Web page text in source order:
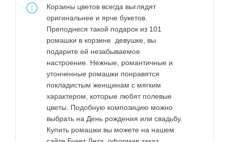
Корзины цветов всегда выглядят
оригинальнее и ярче букетов.
Преподнеся такой подарок из 101
ромашки в корзине девушке, вы
подарите ей незабываемое
настроение. Нежные, романтичные и
утонченные ромашки понравятся
покладистым женщинам с мягким
характером, которые любят полевые
цветы. Подобную композицию можно
выбрать на День рождения или свадьбу.
Купить ромашки вы можете на нашем